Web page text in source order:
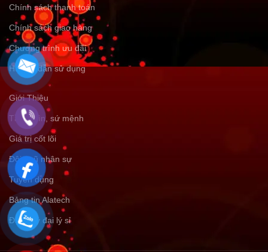
Chính sách thanh toán
Chính sách giao hàng
Chương trình ưu đãi
Hướng dẫn sử dụng
Giới Thiệu
Tầm nhìn, sứ mệnh
Giá trị cốt lõi
Đội ngũ nhân sự
Tuyển dụng
Bảng tin Alatech
Đăng ký đại lý sỉ